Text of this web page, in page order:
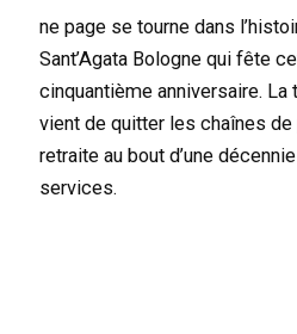
ne page se tourne dans
Sant’Agata Bologne qui fête
cinquantième anniversaire. La
vient de quitter les chaînes
retraite au bout d’une
services.